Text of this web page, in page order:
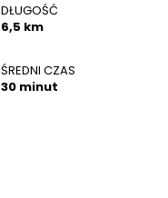
DŁUGOŚĆ
6,5 km
ŚREDNI CZAS
30 minut